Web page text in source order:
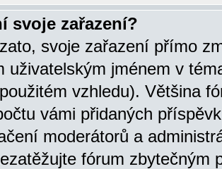
svoje zařazení?
svoje zařazení přímo
uživatelským jménem v
vzhledu). Většina
vámi přidaných
moderátorů a
fórum zbytečným